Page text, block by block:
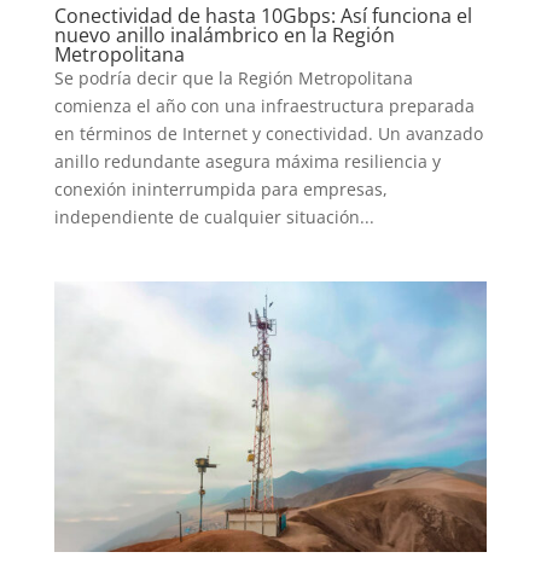
Conectividad de hasta 10Gbps: Así funciona el
nuevo anillo inalámbrico en la Región
Metropolitana
Se podría decir que la Región Metropolitana
comienza el año con una infraestructura preparada
en términos de Internet y conectividad. Un avanzado
anillo redundante asegura máxima resiliencia y
conexión ininterrumpida para empresas,
independiente de cualquier situación...